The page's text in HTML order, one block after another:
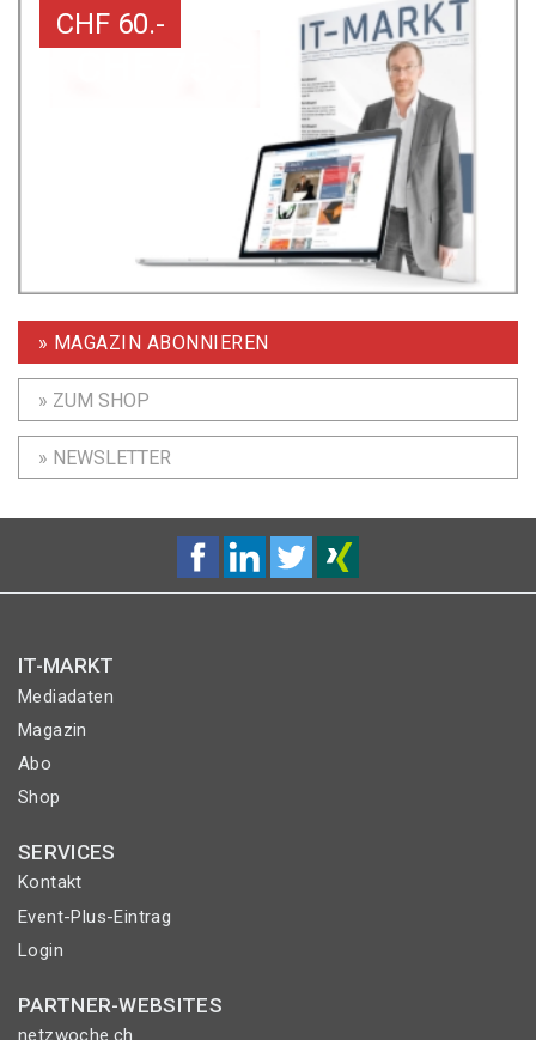
CHF 60.-
» MAGAZIN ABONNIEREN
» ZUM SHOP
» NEWSLETTER
IT-MARKT
Mediadaten
Magazin
Abo
Shop
SERVICES
Kontakt
Event-Plus-Eintrag
Login
PARTNER-WEBSITES
netzwoche.ch